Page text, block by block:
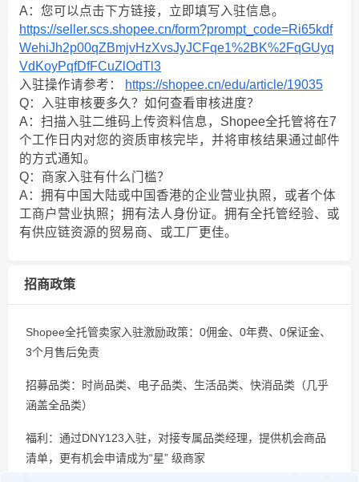
A：您可以点击下方链接，立即填写入驻信息。
https://seller.scs.shopee.cn/form?prompt_code=Ri65kdf
WehiJh2p00qZBmjvHzXvsJyJCFqe1%2BK%2FqGUyq
VdKoyPqfDfFCuZlOdTl3
入驻操作请参考：
https://shopee.cn/edu/article/19035
Q：入驻审核要多久？如何查看审核进度？
A：扫描入驻二维码上传资料信息，Shopee全托管将在7
个工作日内对您的资质审核完毕，并将审核结果通过邮件
的方式通知。
Q：商家入驻有什么门槛？
A：拥有中国大陆或中国香港的企业营业执照，或者个体
工商户营业执照；拥有法人身份证。拥有全托管经验、或
有供应链资源的贸易商、或工厂更佳。
招商政策
Shopee全托管卖家入驻激励政策：0佣金、0年费、0保证金、
3个月售后免责
招募品类：时尚品类、电子品类、生活品类、快消品类（几乎
涵盖全品类）
福利：通过DNY123入驻，对接专属品类经理，提供机会商品
清单，更有机会申请成为“星” 级商家